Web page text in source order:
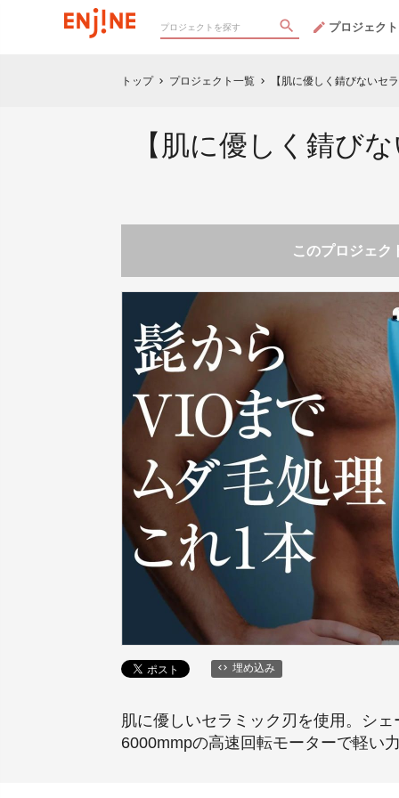
プロジェク
トップ chevron_right プロジェクト一覧 chevron_right 【肌に優しく錆びないセ
【肌に優しく錆び
このプロジェク
埋め込み
肌に優しいセラミック刃を使用。シ
6000mmpの高速回転モーターで軽い